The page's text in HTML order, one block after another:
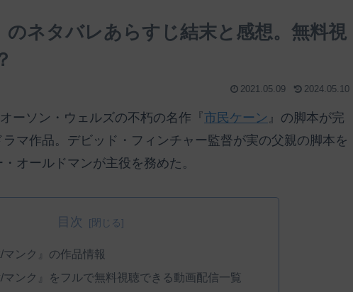
のネタバレあらすじ結末と感想。無料視
2021.05.09 2024.05.10
ーソン・ウェルズの不朽の名作『市民ケーン 』の脚本が完
マ作品。デビッド・フィンチャー監督が実の父親の脚本を
オールドマンが主役を務めた。
目次
マンク』の作品情報
マンク』をフルで無料視聴できる動画配信一覧